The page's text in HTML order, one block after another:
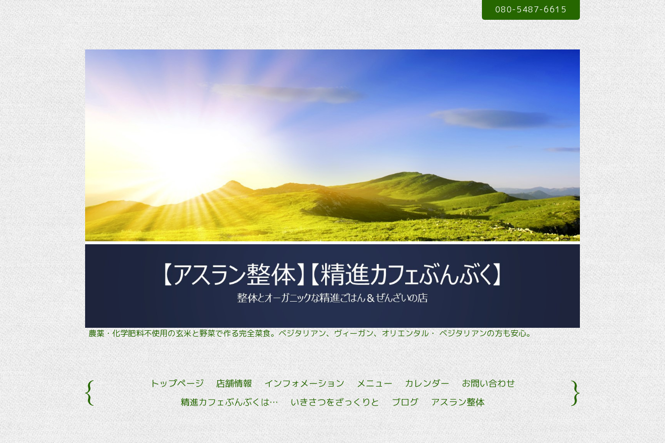
農薬・化学肥料不使用の玄米と野菜で作る完全菜食。ベジタリアン、ヴィーガン、オリエンタル・ ベジタリアンの方も安心。
080-5487-6615
トップページ 店舗情報 インフォメーション メニュー カレンダー
お問い合わせ
精進カフェぶんぶくは…
いきさつをざっくりと ブログ アスラン整体